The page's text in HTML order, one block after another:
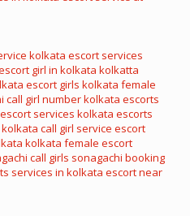
kolkata escort services
girl in kolkata kolkatta
escort girls kolkata female
call girl numberkolkata escorts
escort services kolkata escorts
kolkata call girl service escort
kolkata female escort
call girls sonagachi booking
services in kolkata escort near